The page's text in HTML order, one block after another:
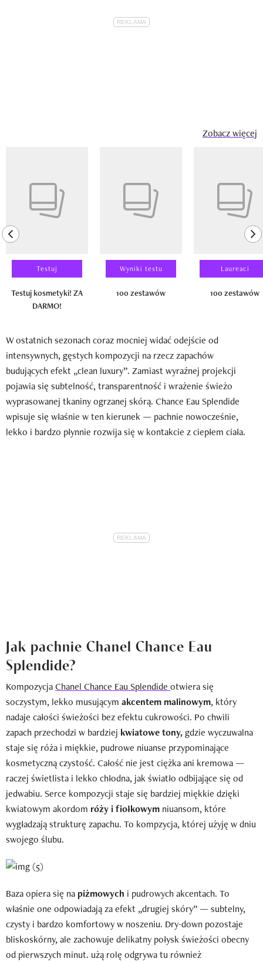
Zobacz więcej
previous element
Testuj
Testuj kosmetyki! ZA
DARMO!
Wyniki testu
100 zestawów
Laureaci
100 zestawów
W ostatnich sezonach coraz mocniej widać odejście od
intensywnych, gęstych kompozycji na rzecz zapachów
budujących efekt „clean luxury”. Zamiast wyraźnej projekcji
pojawia się subtelność, transparentność i wrażenie świeżo
wyprasowanej tkaniny ogrzanej skórą. Chance Eau Splendide
wpisuje się właśnie w ten kierunek — pachnie nowocześnie,
lekko i bardzo płynnie rozwija się w kontakcie z ciepłem ciała.
Jak pachnie Chanel Chance Eau
Splendide?
KompozycjaChanel Chance Eau Splendide otwiera się
soczystym, lekko musującym akcentem malinowym, który
nadaje całości świeżości bez efektu cukrowości. Po chwili
zapach przechodzi w bardziej kwiatowe tony,gdzie wyczuwalna
staje się róża i miękkie, pudrowe niuanse przypominające
kosmetyczną czystość. Całość nie jest ciężka ani kremowa —
raczej świetlista i lekko chłodna, jak światło odbijające się od
jedwabiu. Serce kompozycji staje się bardziej miękkie dzięki
kwiatowym akordom róży i fiołkowym niuansom, które
wygładzają strukturę zapachu. To kompzycja, której użyję w dniu
swojego ślubu.
Baza opiera się na piżmowych i pudrowych akcentach. To
właśnie one odpowiadają za efekt „drugiej skóry” — subtelny,
czysty i bardzo komfortowy w noszeniu. Dry-down pozostaje
bliskoskórny, ale zachowuje delikatny połysk świeżości obecny
od pierwszych minut. użą rolę odgrywa tu również